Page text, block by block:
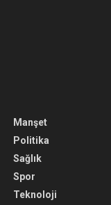
Manşet
Politika
Sağlık
Spor
Teknoloji